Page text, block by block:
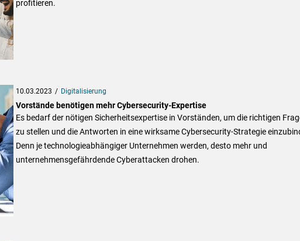
profitieren.
10.03.2023 Digitalisierung
Vorstände benötigen mehr Cybersecurity-Expertise
Es bedarf der nötigen Sicherheitsexpertise in Vorständen, um die richtigen
zu stellen und die Antworten in eine wirksame Cybersecurity-Strategie
Denn je technologieabhängiger Unternehmen werden, desto mehr und
unternehmensgefährdende Cyberattacken drohen.